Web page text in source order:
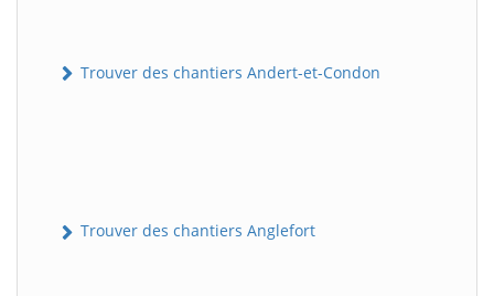
Trouver des chantiers Andert-et-Condon
Trouver des chantiers Anglefort